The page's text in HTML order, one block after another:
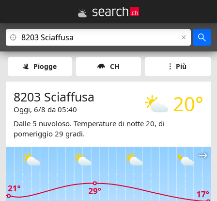
Piogge CH Più
20°
8203 Sciaffusa
Oggi, 6/8 da 05:40
Dalle 5 nuvoloso. Temperature di notte 20, di
pomeriggio 29 gradi.